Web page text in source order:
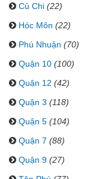
Củ Chi (22)
Hóc Môn (22)
Phú Nhuận (70)
Quận 10 (100)
Quận 12 (42)
Quận 3 (118)
Quận 5 (104)
Quận 7 (88)
Quận 9 (27)